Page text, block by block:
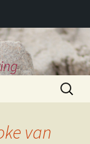
Zoeken
naar:
van